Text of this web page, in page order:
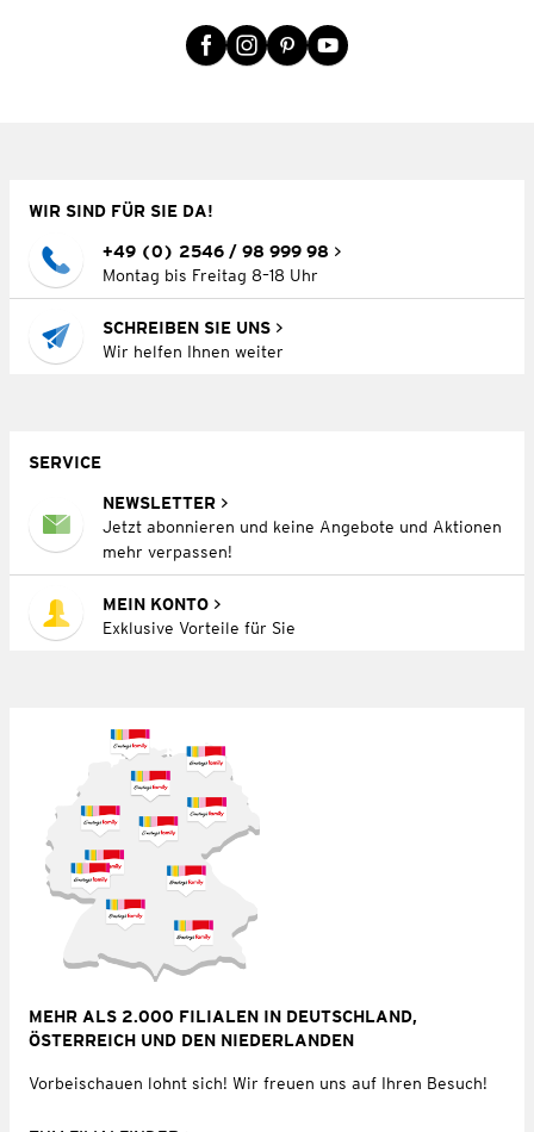
WIR SIND FÜR SIE DA!
+49 (0) 2546 / 98 999 98
Montag bis Freitag 8–18 Uhr
SCHREIBEN SIE UNS
Wir helfen Ihnen weiter
SERVICE
NEWSLETTER
Jetzt abonnieren und keine Angebote und Aktionen
mehr verpassen!
MEIN KONTO
Exklusive Vorteile für Sie
MEHR ALS 2.000 FILIALEN IN DEUTSCHLAND,
ÖSTERREICH UND DEN NIEDERLANDEN
Vorbeischauen lohnt sich! Wir freuen uns auf Ihren Besuch!